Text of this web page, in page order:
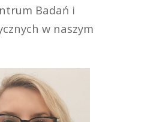
Badań i
w naszym